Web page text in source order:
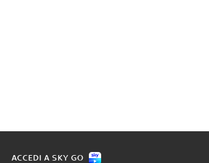
ACCEDI A SKY GO